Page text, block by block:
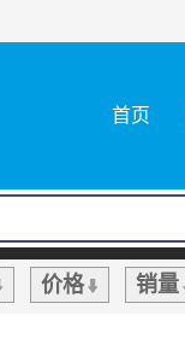
首页
价格 销量